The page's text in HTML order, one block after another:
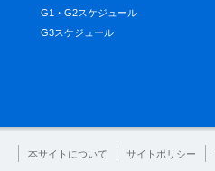
G1・G2スケジュール
G3スケジュール
本サイトについて サイトポリシー